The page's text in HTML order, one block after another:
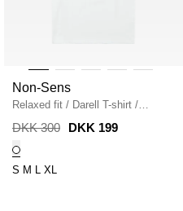
Non-Sens
Relaxed fit / Darell T-shirt /
WHITE
DKK 300 DKK 199
S M L XL